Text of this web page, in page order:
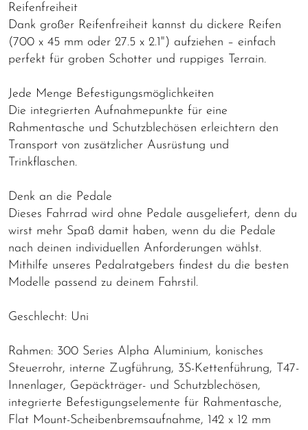
Reifenfreiheit
Dank großer Reifenfreiheit kannst du dickere Reifen
(700 x 45 mm oder 27.5 x 2.1") aufziehen – einfach
perfekt für groben Schotter und ruppiges Terrain.
Jede Menge Befestigungsmöglichkeiten
Die integrierten Aufnahmepunkte für eine
Rahmentasche und Schutzblechösen erleichtern den
Transport von zusätzlicher Ausrüstung und
Trinkflaschen.
Denk an die Pedale
Dieses Fahrrad wird ohne Pedale ausgeliefert, denn du
wirst mehr Spaß damit haben, wenn du die Pedale
nach deinen individuellen Anforderungen wählst.
Mithilfe unseres Pedalratgebers findest du die besten
Modelle passend zu deinem Fahrstil.
Geschlecht: Uni
Rahmen: 300 Series Alpha Aluminium, konisches
Steuerrohr, interne Zugführung, 3S-Kettenführung, T47-
Innenlager, Gepäckträger- und Schutzblechösen,
integrierte Befestigungselemente für Rahmentasche,
Flat Mount-Scheibenbremsaufnahme, 142 x 12 mm